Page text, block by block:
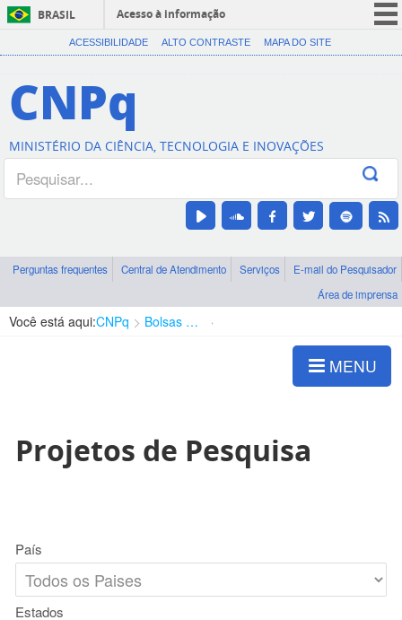
BRASIL
Acesso à informação
CORONAVÍRUS (COVID-19)
Canais
ACESSIBILIDADE ALTO CONTRASTE MAPA DO SITE
CNPq
MINISTÉRIO DA CIÊNCIA, TECNOLOGIA E INOVAÇÕES
Perguntas frequentes Central de Atendimento Serviços
E-mail do Pesquisador
Área de imprensa
Você está aqui:CNPq Bolsas e Auxílios Vigentes
MENU
Projetos de Pesquisa
País
Estados